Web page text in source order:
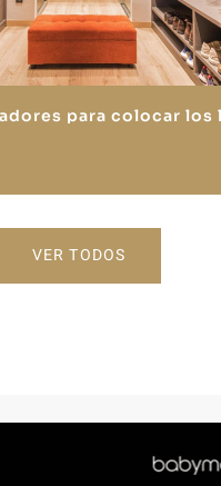
para colocar los
VER TODOS